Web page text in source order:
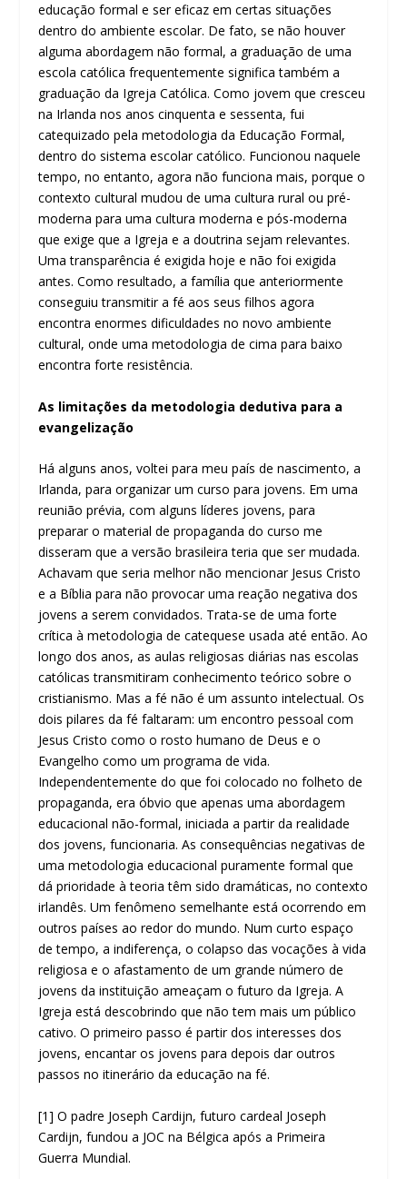
educação formal e ser eficaz em certas situações
dentro do ambiente escolar. De fato, se não houver
alguma abordagem não formal, a graduação de uma
escola católica frequentemente significa também a
graduação da Igreja Católica. Como jovem que cresceu
na Irlanda nos anos cinquenta e sessenta, fui
catequizado pela metodologia da Educação Formal,
dentro do sistema escolar católico. Funcionou naquele
tempo, no entanto, agora não funciona mais, porque o
contexto cultural mudou de uma cultura rural ou pré-
moderna para uma cultura moderna e pós-moderna
que exige que a Igreja e a doutrina sejam relevantes.
Uma transparência é exigida hoje e não foi exigida
antes. Como resultado, a família que anteriormente
conseguiu transmitir a fé aos seus filhos agora
encontra enormes dificuldades no novo ambiente
cultural, onde uma metodologia de cima para baixo
encontra forte resistência.
As limitações da metodologia dedutiva para a
evangelização
Há alguns anos, voltei para meu país de nascimento, a
Irlanda, para organizar um curso para jovens. Em uma
reunião prévia, com alguns líderes jovens, para
preparar o material de propaganda do curso me
disseram que a versão brasileira teria que ser mudada.
Achavam que seria melhor não mencionar Jesus Cristo
e a Bíblia para não provocar uma reação negativa dos
jovens a serem convidados. Trata-se de uma forte
crítica à metodologia de catequese usada até então. Ao
longo dos anos, as aulas religiosas diárias nas escolas
católicas transmitiram conhecimento teórico sobre o
cristianismo. Mas a fé não é um assunto intelectual. Os
dois pilares da fé faltaram: um encontro pessoal com
Jesus Cristo como o rosto humano de Deus e o
Evangelho como um programa de vida.
Independentemente do que foi colocado no folheto de
propaganda, era óbvio que apenas uma abordagem
educacional não-formal, iniciada a partir da realidade
dos jovens, funcionaria. As consequências negativas de
uma metodologia educacional puramente formal que
dá prioridade à teoria têm sido dramáticas, no contexto
irlandês. Um fenômeno semelhante está ocorrendo em
outros países ao redor do mundo. Num curto espaço
de tempo, a indiferença, o colapso das vocações à vida
religiosa e o afastamento de um grande número de
jovens da instituição ameaçam o futuro da Igreja. A
Igreja está descobrindo que não tem mais um público
cativo. O primeiro passo é partir dos interesses dos
jovens, encantar os jovens para depois dar outros
passos no itinerário da educação na fé.
[1] O padre Joseph Cardijn, futuro cardeal Joseph
Cardijn, fundou a JOC na Bélgica após a Primeira
Guerra Mundial.